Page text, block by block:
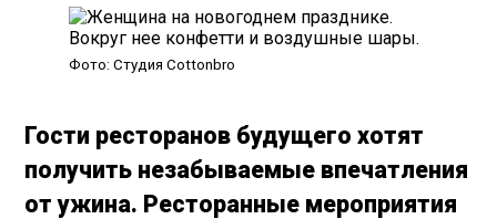
Фото: Студия Cottonbro
Гости ресторанов будущего хотят
получить незабываемые впечатления
от ужина. Ресторанные мероприятия